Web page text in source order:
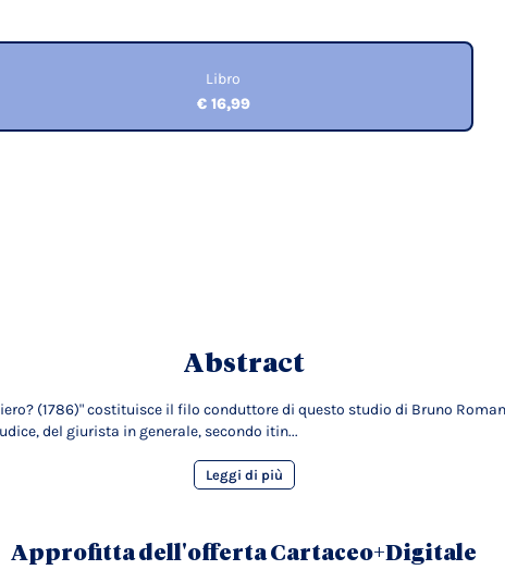
Libro
€ 16,99
Abstract
(1786)" costituisce il filo conduttore di questo studio di Bruno
del giurista in generale, secondo itin...
Leggi di più
Approfitta dell'offerta Cartaceo+Digitale